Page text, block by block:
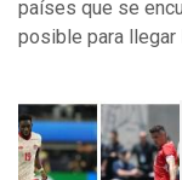
países que se
posible para